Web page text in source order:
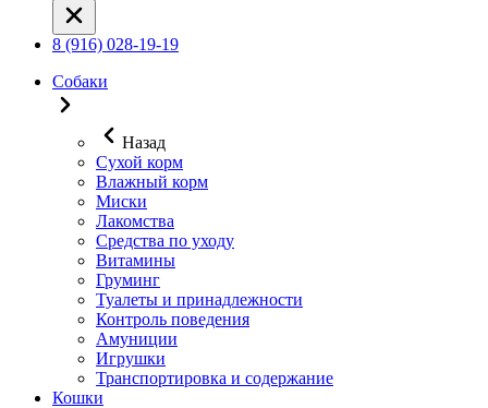
8 (916) 028-19-19
Собаки
Назад
Сухой корм
Влажный корм
Миски
Лакомства
Средства по уходу
Витамины
Груминг
Туалеты и принадлежности
Контроль поведения
Амуниции
Игрушки
Транспортировка и содержание
Кошки